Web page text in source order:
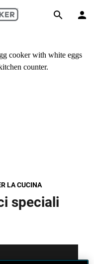
LA CUCINA
speciali